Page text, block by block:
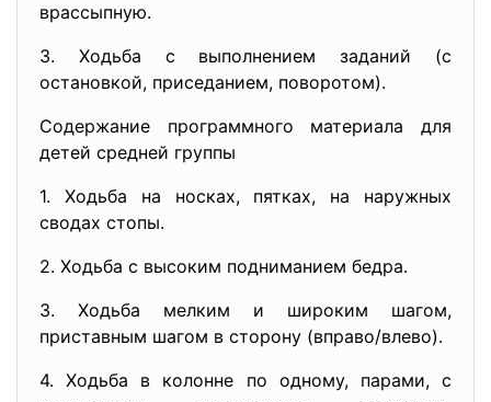
врассыпную.
3. Ходьба с выполнением заданий (с
остановкой, приседанием, поворотом).
Содержание программного материала для
детей средней группы
1. Ходьба на носках, пятках, на наружных
сводах стопы.
2. Ходьба с высоким подниманием бедра.
3. Ходьба мелким и широким шагом,
приставным шагом в сторону (вправо/влево).
4. Ходьба в колонне по одному, парами, с